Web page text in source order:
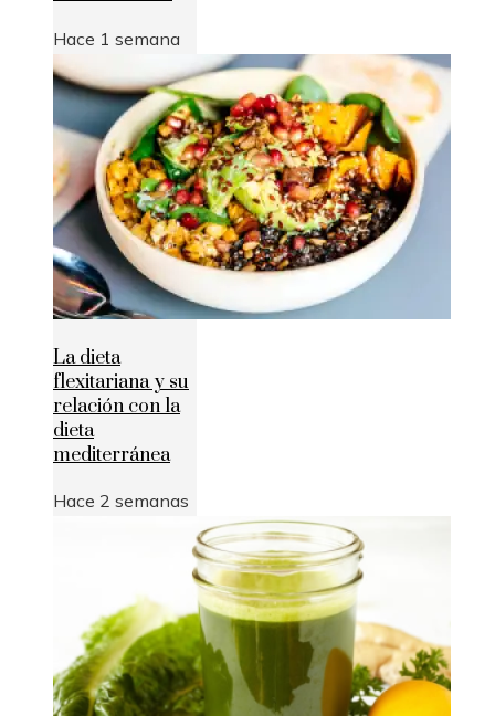
Hace 1 semana
La dieta
flexitariana y su
relación con la
dieta
mediterránea
Hace 2 semanas